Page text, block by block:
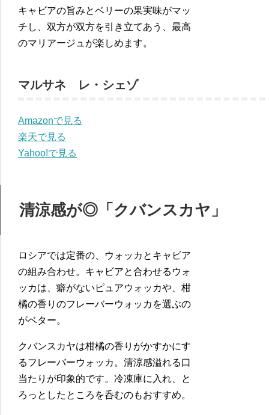
キャビアの旨みとベリーの果実味がマッ
チし、双方が双方を引き立てあう、最高
のマリアージュが楽しめます。
マルサネ レ・シェゾ
Amazonで見る
楽天で見る
Yahoo!で見る
清涼感が◎「クバンスカヤ」
ロシアでは定番の、ウォッカとキャビア
の組み合わせ。キャビアと合わせるウォ
ッカは、癖がないピュアウォッカや、柑
橘の香りのフレーバーウォッカを選ぶの
がベター。
クバンスカヤは柑橘の香りがかすかにす
るフレーバーウォッカ。清涼感溢れる口
当たりが印象的です。冷凍庫に入れ、と
ろっとしたところを呑むのもおすすめ。